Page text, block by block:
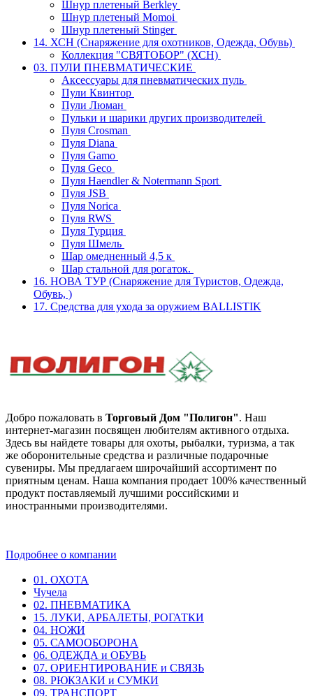
Шнур плетеный Berkley
Шнур плетеный Momoi
Шнур плетеный Stinger
14. ХСН (Снаряжение для охотников, Одежда, Обувь)
Коллекция "СВЯТОБОР" (ХСН)
03. ПУЛИ ПНЕВМАТИЧЕСКИЕ
Аксессуары для пневматических пуль
Пули Квинтор
Пули Люман
Пульки и шарики других производителей
Пуля Crosman
Пуля Diana
Пуля Gamo
Пуля Geco
Пуля Haendler & Notermann Sport
Пуля JSB
Пуля Norica
Пуля RWS
Пуля Турция
Пуля Шмель
Шар омедненный 4,5 к
Шар стальной для рогаток.
16. НОВА ТУР (Снаряжение для Туристов, Одежда,
Обувь, )
17. Средства для ухода за оружием BALLISTIK
Добро пожаловать в Торговый Дом "Полигон". Наш
интернет-магазин посвящен любителям активного отдыха.
Здесь вы найдете товары для охоты, рыбалки, туризма, а так
же оборонительные средства и различные подарочные
сувениры. Мы предлагаем широчайший ассортимент по
приятным ценам. Наша компания продает 100% качественный
продукт поставляемый лучшими российскими и
иностранными производителями.
Подробнее о компании
01. ОХОТА
Чучела
02. ПНЕВМАТИКА
15. ЛУКИ, АРБАЛЕТЫ, РОГАТКИ
04. НОЖИ
05. САМООБОРОНА
06. ОДЕЖДА и ОБУВЬ
07. ОРИЕНТИРОВАНИЕ и СВЯЗЬ
08. РЮКЗАКИ и СУМКИ
09. ТРАНСПОРТ